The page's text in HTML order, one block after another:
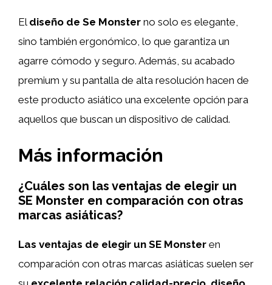
El diseño de Se Monster no solo es elegante,
sino también ergonómico, lo que garantiza un
agarre cómodo y seguro. Además, su acabado
premium y su pantalla de alta resolución hacen de
este producto asiático una excelente opción para
aquellos que buscan un dispositivo de calidad.
Más información
¿Cuáles son las ventajas de elegir un
SE Monster en comparación con otras
marcas asiáticas?
Las ventajas de elegir un SE Monster en
comparación con otras marcas asiáticas suelen ser